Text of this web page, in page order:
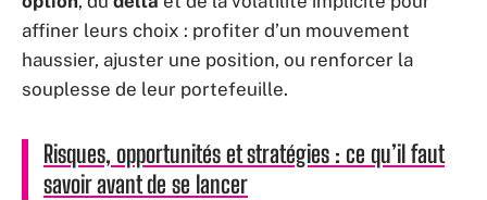
affiner leurs choix : profiter d’un mouvement
haussier, ajuster une position, ou renforcer la
souplesse de leur portefeuille.
Risques, opportunités et stratégies : ce qu’il faut
savoir avant de se lancer